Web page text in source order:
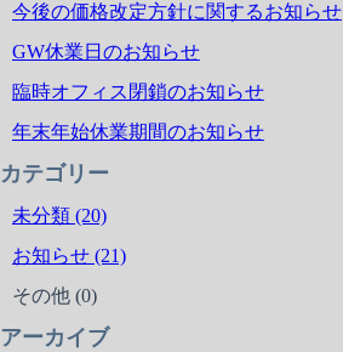
今後の価格改定方針に関するお知らせ
GW休業日のお知らせ
臨時オフィス閉鎖のお知らせ
年末年始休業期間のお知らせ
カテゴリー
未分類 (20)
お知らせ (21)
その他 (0)
アーカイブ